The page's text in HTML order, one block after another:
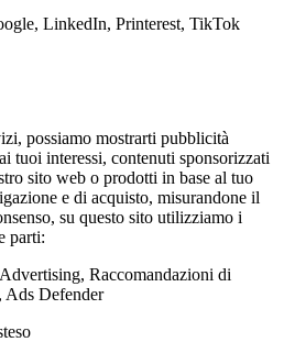
LinkedIn, Printerest, TikTok
possiamo mostrarti pubblicità
tuoi interessi, contenuti sponsorizzati
sito web o prodotti in base al tuo
e di acquisto, misurandone il
su questo sito utilizziamo i
parti:
Raccomandazioni di
Ads Defender